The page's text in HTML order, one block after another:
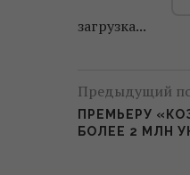
загрузка...
Предыдущий
ПРЕМЬЕРУ
БОЛЕЕ 2 МЛН